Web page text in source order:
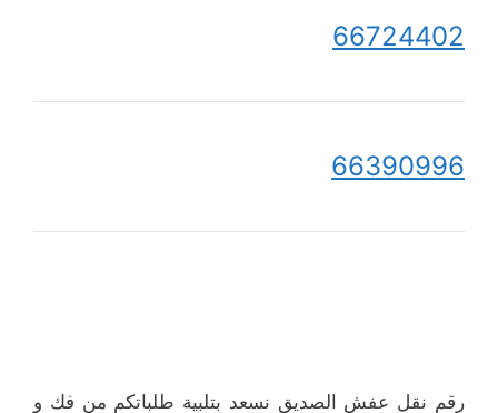
66724402
66390996
رقم نقل عفش الصديق نسعد بتلبية طلباتكم من فك و